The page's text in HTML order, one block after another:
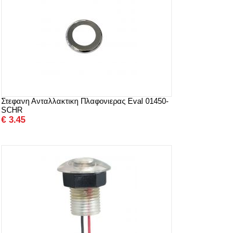
Στεφανη Ανταλλακτικη Πλαφονιερας Eval 01450-
SCHR
€ 3.45